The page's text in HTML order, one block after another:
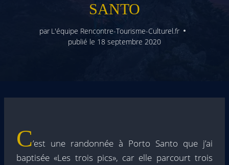
SANTO
par L'équipe Rencontre-Tourisme-Culturel.fr
publié le 18 septembre 2020
C’est une randonnée à Porto Santo que j’ai
baptisée «Les trois pics», car elle parcourt trois